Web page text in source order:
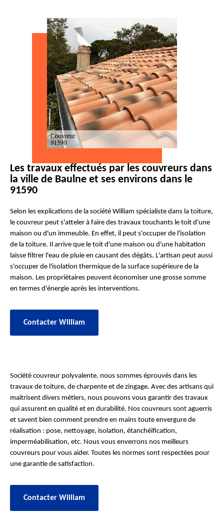
Les travaux effectués par les couvreurs dans
la ville de Baulne et ses environs dans le
91590
Selon les explications de la société William spécialiste dans la toiture,
le couvreur peut s'atteler à faire des travaux touchants le toit d'une
maison ou d'un immeuble. En effet, il peut s'occuper de l'isolation
de la toiture. Il arrive que le toit d'une maison ou d'une habitation
laisse filtrer l'eau de pluie en causant des dégâts. L'artisan peut aussi
s'occuper de l'isolation thermique de la surface supérieure de la
maison. Les propriétaires peuvent économiser une grosse somme
en termes d'énergie après les interventions.
Contacter William
Société couvreur polyvalente, nous sommes éprouvés dans les
travaux de toiture, de charpente et de zingage. Avec des artisans qui
maitrisent divers métiers, nous pouvons vous garantir des travaux
qui assurent en qualité et en durabilité. Nos couvreurs sont aguerris
et savent bien comment prendre en mains toute envergure de
réalisation : pose, nettoyage, isolation, étanchéification,
imperméabilisation, etc. Nous vous enverrons nos meilleurs
couvreurs pour vous aider. Toutes les normes sont respectées pour
une garantie de satisfaction.
Contacter William